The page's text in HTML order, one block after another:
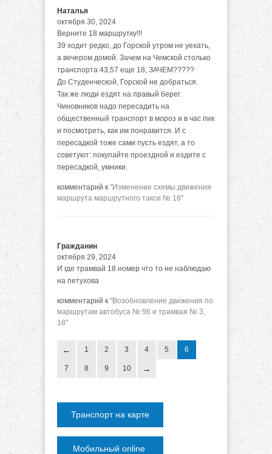
Наталья
октября 30, 2024
Верните 18 маршрутку!!!
39 ходит редко, до Горской утром не уехать,
а вечером домой. Зачем на Чемской столько
транспорта 43,57 еще 18, ЗАЧЕМ?????
До Студенческой, Горской не добраться.
Так же люди ездят на правый берег.
Чиновников надо пересадить на
общественный транспорт в мороз и в час пик
и посмотреть, как им понравится. И с
пересадкой тоже сами пусть ездят, а то
советуют: покупайте проездной и ездите с
пересадкой, умники.
комментарий к "Изменение схемы движения
маршрута маршрутного такси № 18"
Гражданин
октября 29, 2024
И где трамвай 18 номер что то не наблюдаю
на петухова
комментарий к "Возобновление движения по
маршрутам автобуса № 96 и трамвая № 3,
18"
1 2 3 4 5 6
7 8 9 10
Транспорт на карте
Мобильный online